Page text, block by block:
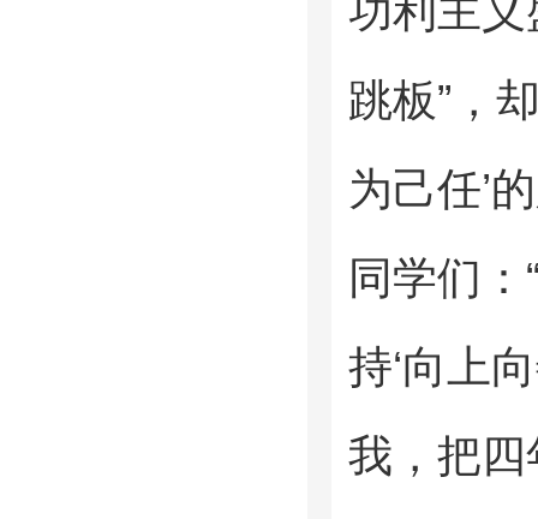
功利主
跳板”，
为己任’
同学们
持‘向上
我，把四